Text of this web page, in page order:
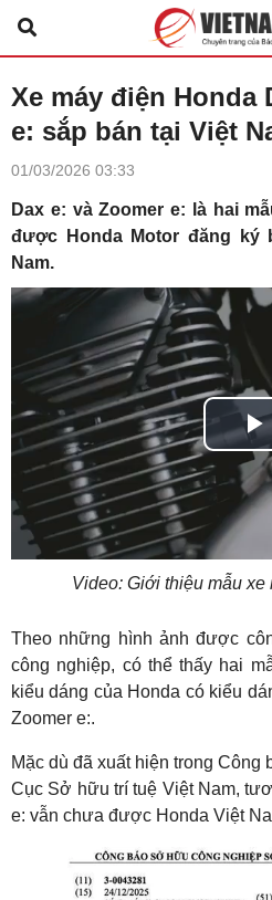
Xe máy điện Honda
e: sắp bán tại Việt
01/03/2026 03:33
Dax e: và Zoomer e: là hai
được Honda Motor đăng ký
Nam.
Video: Giới thiệu mẫu xe
Theo những hình ảnh được
công nghiệp, có thể thấy hai
kiểu dáng của Honda có kiểu
Zoomer e:.
Mặc dù đã xuất hiện trong
Cục Sở hữu trí tuệ Việt Nam,
e: vẫn chưa được Honda Việt